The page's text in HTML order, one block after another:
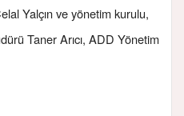
Yalçın ve yönetim kurulu,
Taner Arıcı, ADD Yönetim